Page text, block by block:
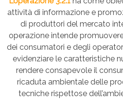
attività di informazione e
di produttori del mercato
operazione intende
dei consumatori e degli
evidenziare le caratteristiche
rendere consapevole il
ricaduta ambientale delle
tecniche rispettose